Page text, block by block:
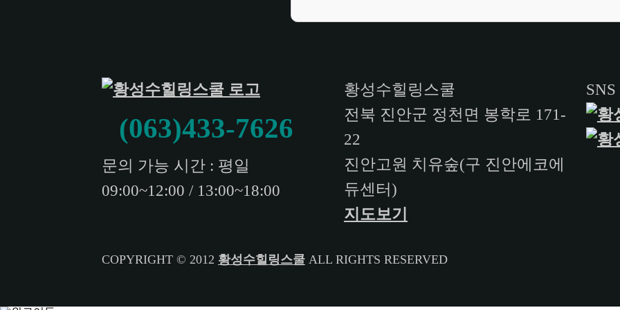
(063)433-7626
문의 가능 시간 : 평일
09:00~12:00 / 13:00~18:00
황성수힐링스쿨
전북 진안군 정천면 봉학로 171-
22
진안고원 치유숲(구 진안에코에
듀센터)
지도보기
SNS
COPYRIGHT © 2012 황성수힐링스쿨 ALL RIGHTS RESERVED